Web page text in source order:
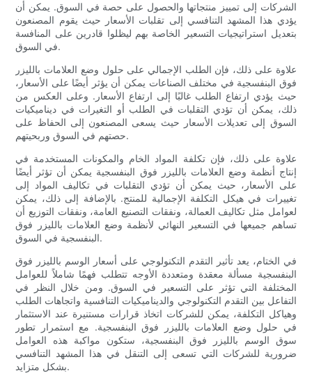
الشركات إلى تمييز منتجاتها والحصول على حصة في السوق. يمكن أن
يؤدي هذا المشهد التنافسي إلى تقلبات الأسعار حيث يقوم المصنعون
بتعديل استراتيجيات التسعير الخاصة بهم ليظلوا قادرين على المنافسة
في السوق.
علاوة على ذلك، فإن الطلب الإجمالي على حلول وضع العلامات بالليزر
فوق البنفسجية في مختلف الصناعات يمكن أن يؤثر أيضًا على الأسعار،
حيث يؤدي ارتفاع الطلب غالبًا إلى ارتفاع الأسعار. وعلى العكس من
ذلك، يمكن أن تؤدي التقلبات في الطلب أو التغيرات في ديناميكيات
السوق إلى تعديلات الأسعار حيث يسعى المصنعون إلى الحفاظ على
حصتهم في السوق وربحيتهم.
علاوة على ذلك، فإن تكلفة المواد الخام والمكونات المستخدمة في
إنتاج أنظمة وضع العلامات بالليزر فوق البنفسجية يمكن أن تؤثر أيضًا
على الأسعار، حيث يمكن أن تؤدي التقلبات في تكاليف المواد إلى
تغييرات في هيكل التكلفة الإجمالية للمنتج. بالإضافة إلى ذلك، يمكن
لعوامل مثل تكاليف العمالة، ونفقات التصنيع العامة، ونفقات التوزيع أن
تساهم جميعها في التسعير النهائي لأنظمة وضع العلامات بالليزر فوق
البنفسجية في السوق.
في الختام، يعد تأثير التقدم التكنولوجي على أسعار الوسم بالليزر فوق
البنفسجية مسألة معقدة ومتعددة الأوجه تتطلب فهمًا شاملاً للعوامل
المختلفة التي تؤثر على التسعير في السوق. ومن خلال النظر في
التفاعل بين التقدم التكنولوجي والديناميكيات التنافسية واتجاهات الطلب
وهياكل التكلفة، يمكن للشركات اتخاذ قرارات مستنيرة عند الاستثمار
في حلول وضع العلامات بالليزر فوق البنفسجية. مع استمرار تطور
سوق الوسم بالليزر فوق البنفسجية، ستكون مواكبة هذه العوامل
ضرورية للشركات التي تسعى إلى التنقل في هذا المشهد التنافسي
بشكل متزايد.